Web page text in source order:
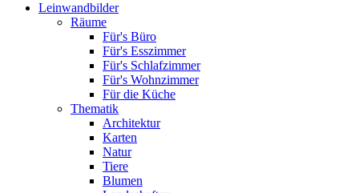
Leinwandbilder
Räume
Für's Büro
Für's Esszimmer
Für's Schlafzimmer
Für's Wohnzimmer
Für die Küche
Thematik
Architektur
Karten
Natur
Tiere
Blumen